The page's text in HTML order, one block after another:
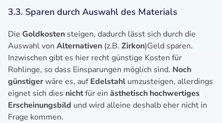
3.3. Sparen durch Auswahl des Materials
Die Goldkosten steigen, dadurch lässt sich durch die
Auswahl von Alternativen (z.B. Zirkon)Geld sparen.
Inzwischen gibt es hier recht günstige Kosten für
Rohlinge, so dass Einsparungen möglich sind. Noch
günstigerwäre es, aufEdelstahl umzusteigen, allerdings
eignet sich dies nichtfür ein ästhetisch hochwertiges
Erscheinungsbild und wird alleine deshalb eher nicht in
Frage kommen.